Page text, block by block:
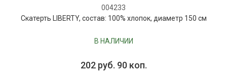
004233
Скатерть LIBERTY, состав: 100% хлопок, диаметр 150 см
В НАЛИЧИИ
202 руб. 90 коп.